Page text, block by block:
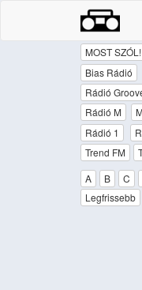
MOST SZÓL!
Bias Rádió
Rádió
Rádió M
Rádió 1
Trend FM
A
B C
Legfrissebb